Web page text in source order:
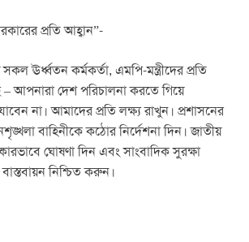
প্রতি আহ্বান”-
ঊর্ধ্বতন কর্মকর্তা, এমপি-মন্ত্রীদের প্রতি
– আপনারা দেশ পরিচালনা করতে গিয়ে
না। আমাদের প্রতি লক্ষ্য রাখুন। প্রশাসনের
বাহিনীকে কঠোর নির্দেশনা দিন। জাতীয়
ঘোষণা দিন এবং সাংবাদিক সুরক্ষা
নিশ্চিত করুন।